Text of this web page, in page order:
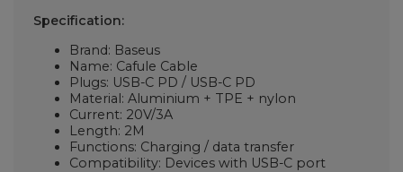
Specification:
Brand: Baseus
Name: Cafule Cable
Plugs: USB-C PD / USB-C PD
Material: Aluminium + TPE + nylon
Current: 20V/3A
Length: 2M
Functions: Charging / data transfer
Compatibility: Devices with USB-C port